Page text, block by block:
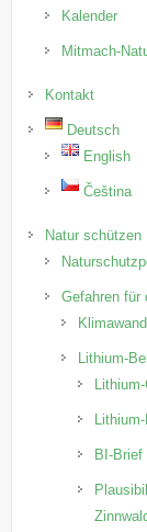
Kalender
Mitmach-
Kontakt
Deutsch
English
Čeština
Natur schützen
Gefahren für
Lithium-
BI-